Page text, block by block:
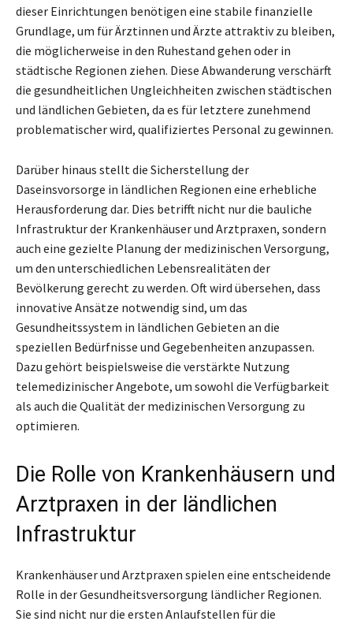
dieser Einrichtungen benötigen eine stabile finanzielle
Grundlage, um für Ärztinnen und Ärzte attraktiv zu bleiben,
die möglicherweise in den Ruhestand gehen oder in
städtische Regionen ziehen. Diese Abwanderung verschärft
die gesundheitlichen Ungleichheiten zwischen städtischen
und ländlichen Gebieten, da es für letztere zunehmend
problematischer wird, qualifiziertes Personal zu gewinnen.
Darüber hinaus stellt die Sicherstellung der
Daseinsvorsorge in ländlichen Regionen eine erhebliche
Herausforderung dar. Dies betrifft nicht nur die bauliche
Infrastruktur der Krankenhäuser und Arztpraxen, sondern
auch eine gezielte Planung der medizinischen Versorgung,
um den unterschiedlichen Lebensrealitäten der
Bevölkerung gerecht zu werden. Oft wird übersehen, dass
innovative Ansätze notwendig sind, um das
Gesundheitssystem in ländlichen Gebieten an die
speziellen Bedürfnisse und Gegebenheiten anzupassen.
Dazu gehört beispielsweise die verstärkte Nutzung
telemedizinischer Angebote, um sowohl die Verfügbarkeit
als auch die Qualität der medizinischen Versorgung zu
optimieren.
Die Rolle von Krankenhäusern und
Arztpraxen in der ländlichen
Infrastruktur
Krankenhäuser und Arztpraxen spielen eine entscheidende
Rolle in der Gesundheitsversorgung ländlicher Regionen.
Sie sind nicht nur die ersten Anlaufstellen für die